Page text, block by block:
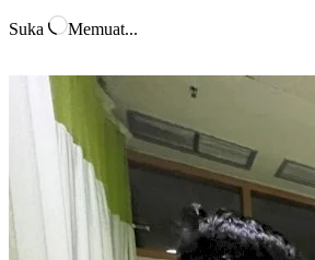
Suka Memuat...